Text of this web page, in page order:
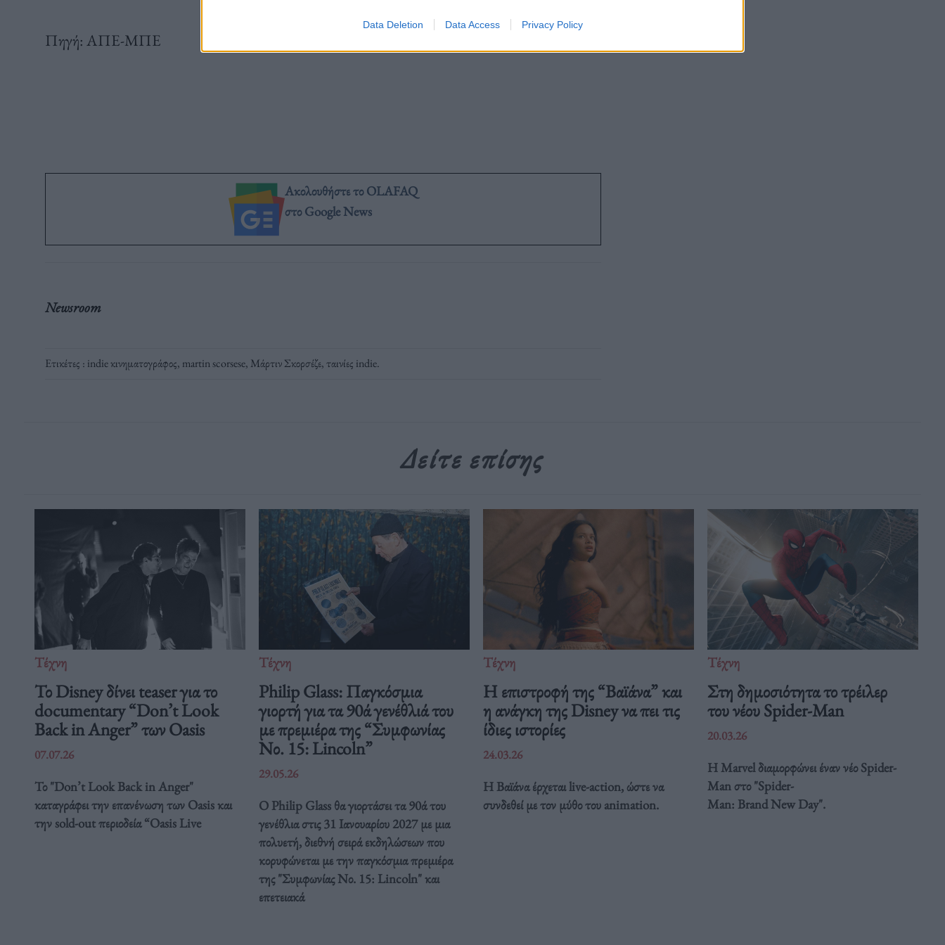
Data Deletion Data Access Privacy Policy
Πηγή: ΑΠΕ-ΜΠΕ
Ακολουθήστε το OLAFAQ
στο Google News
Newsroom
Ετικέτες : indie κινηματογράφος, martin scorsese, Μάρτιν Σκορσέζε,ταινίες indie.
Δείτε επίσης
Τέχνη
Το Disney δίνει teaser για το
documentary “Don’t Look
Back in Anger” των Oasis
07.07.26
Το "Don’t Look Back in Anger"
καταγράφει την επανένωση των Oasis και
την sold-out περιοδεία “Oasis Live
Τέχνη
Philip Glass: Παγκόσμια
γιορτή για τα 90ά γενέθλιά του
με πρεμιέρα της “Συμφωνίας
Νο. 15: Lincoln”
29.05.26
Ο Philip Glass θα γιορτάσει τα 90ά του
γενέθλια στις 31 Ιανουαρίου 2027 με μια
πολυετή, διεθνή σειρά εκδηλώσεων που
κορυφώνεται με την παγκόσμια πρεμιέρα
της "Συμφωνίας Νο. 15: Lincoln" και
επετειακά
Τέχνη
Η επιστροφή της “Βαϊάνα” και
η ανάγκη της Disney να πει τις
ίδιες ιστορίες
24.03.26
Η Βαϊάνα έρχεται live-action, ώστε να
συνδεθεί με τον μύθο του animation.
Τέχνη
Στη δημοσιότητα το τρέιλερ
του νέου Spider-Man
20.03.26
Η Marvel διαμορφώνει έναν νέο Spider-
Man στο "Spider-
Man: Brand New Day".